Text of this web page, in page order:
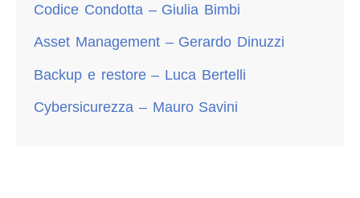
Codice Condotta – Giulia Bimbi
Asset Management – Gerardo Dinuzzi
Backup e restore – Luca Bertelli
Cybersicurezza – Mauro Savini